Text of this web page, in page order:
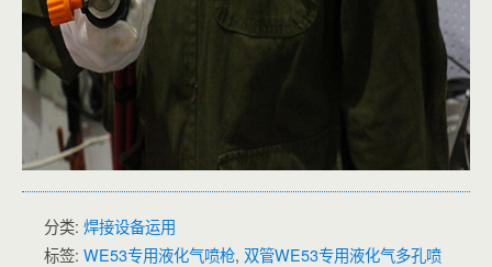
分类: 焊接设备运用
标签: WE53专用液化气喷枪, 双管WE53专用液化气多孔喷